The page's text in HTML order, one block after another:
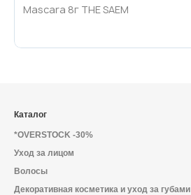
Mascara 8г THE SAEM
Каталог
*OVERSTOCK -30%
Уход за лицом
Волосы
Декоративная косметика и уход за губами